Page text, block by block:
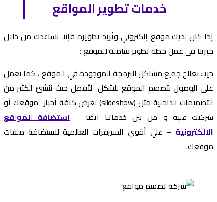
خدمات تطوير المواقع
إذا كان لديك موقع إلكتروني وتُريد تطويره فإننا نساعدك من خلال
خبرتنا في عمل خطة تطوير شاملة للموقع :
حيث نعالج جميع مشاكل البرمجة الموجودة في الموقع ، كما نعمل
على الوصول بتصميم الموقع للشكل الأفضل حيث ننشئ الكثير من
التصميمات الداخلية مثل (slideshow) لعرض كافة أخبار موقعك أو
شركتك عليه و من بين خدماتنا ايضا –استضافة المواقع
الالكترونية – علي أقوي السيرفرات العالمية لاستضافة ملفات
موقعك.